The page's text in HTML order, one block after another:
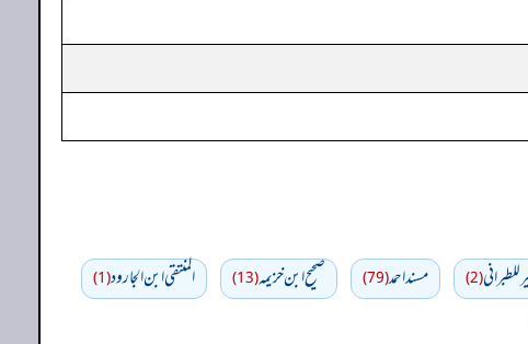
للطبراني(2) مسند احمد(79) صحيح ابن خزيمه(13) المنتقى ابن الجارود(1)